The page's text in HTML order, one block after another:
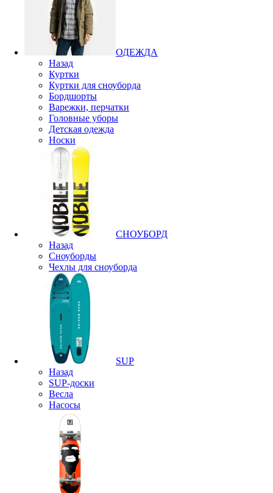
ОДЕЖДА
Назад
Куртки
Куртки для сноуборда
Бордшорты
Варежки, перчатки
Головные уборы
Детская одежда
Носки
СНОУБОРД
Назад
Сноуборды
Чехлы для сноуборда
SUP
Назад
SUP-доски
Весла
Насосы